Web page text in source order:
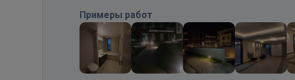
Примеры работ